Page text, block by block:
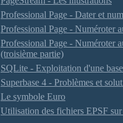
Professional Page - Dater et
Professional Page - Numéroter
Professional Page - Numéroter
(troisième partie)
SQLite - Exploitation d'une
Superbase 4 - Problèmes et
Le symbole Euro
Utilisation des fichiers EPSF